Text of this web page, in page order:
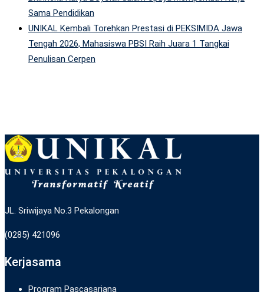
Sama Pendidikan
UNIKAL Kembali Torehkan Prestasi di PEKSIMIDA Jawa
Tengah 2026, Mahasiswa PBSI Raih Juara 1 Tangkai
Penulisan Cerpen
JL. Sriwijaya No.3 Pekalongan
(0285) 421096
Kerjasama
Program Pascasarjana